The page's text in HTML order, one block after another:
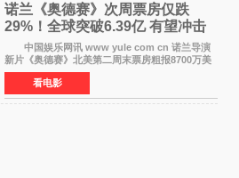
诺兰《奥德赛》次周票房仅跌
29%！全球突破6.39亿 有望冲击
13亿成诺兰最卖座电影
中国娱乐网讯 www yule com cn 诺兰导演
新片《奥德赛》北美第二周末票房粗报8700万美
元（周五至周日：2600万&rarr;3460万
&rarr;2640万），较首周1 24亿美元仅下跌29
6%，走势极为强劲，远超
看电影